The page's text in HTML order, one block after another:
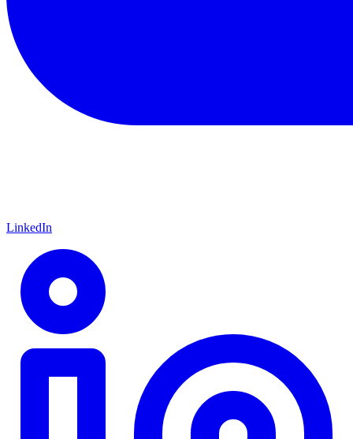
LinkedIn